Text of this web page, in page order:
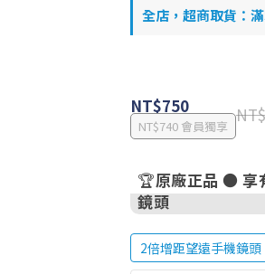
全店，超商取貨：
NT$750
NT$740 會員獨享
🏆原廠正品 ● 享
鏡頭
2倍增距望遠手機鏡頭